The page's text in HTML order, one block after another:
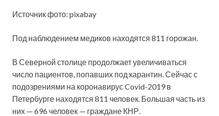
Источник фото: pixabay
Под наблюдением медиков находятся 811 горожан.
В Северной столице продолжает увеличиваться
число пациентов, попавших под карантин. Сейчас с
подозрениями на коронавирус Covid-2019 в
Петербурге находятся 811 человек. Большая часть из
них — 696 человек — граждане КНР.